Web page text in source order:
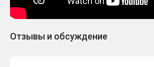
Отзывы и обсуждение